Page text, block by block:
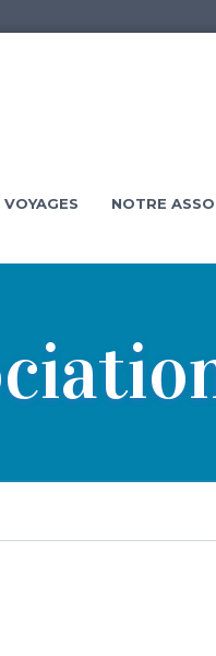
VOYAGES NOTRE